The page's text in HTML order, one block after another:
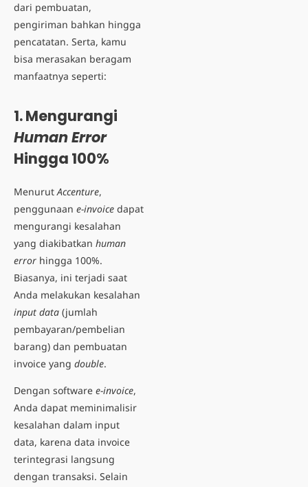
dari pembuatan,
pengiriman bahkan hingga
pencatatan. Serta, kamu
bisa merasakan beragam
manfaatnya seperti:
1. Mengurangi
Human Error
Hingga 100%
MenurutAccenture,
penggunaan e-invoice dapat
mengurangi kesalahan
yang diakibatkan human
error hingga 100%.
Biasanya, ini terjadi saat
Anda melakukan kesalahan
input data (jumlah
pembayaran/pembelian
barang) dan pembuatan
invoice yang double.
Dengan software e-invoice,
Anda dapat meminimalisir
kesalahan dalam input
data, karena data invoice
terintegrasi langsung
dengan transaksi. Selain